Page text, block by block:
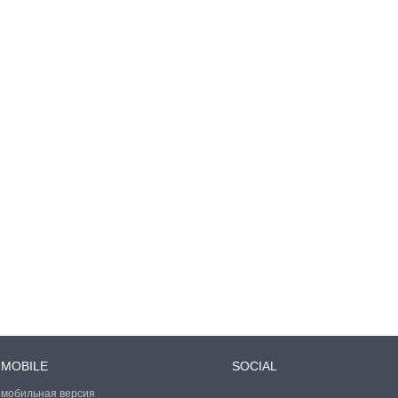
MOBILE
мобильная версия
SOCIAL